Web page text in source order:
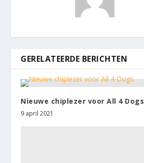
GERELATEERDE BERICHTEN
Nieuwe chiplezer voor All 4 Dogs
9 april 2021